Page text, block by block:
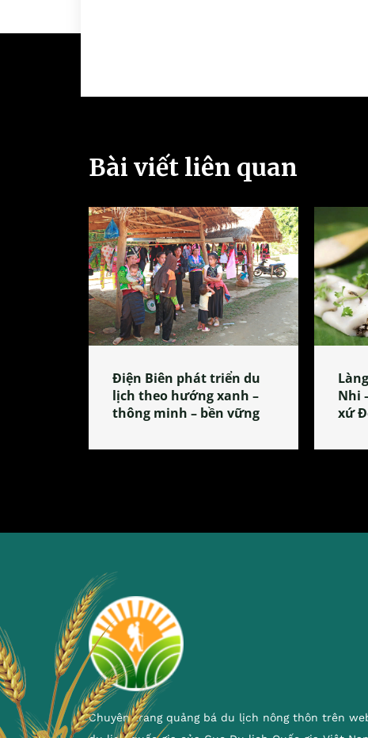
Bài viết liên quan
Điện Biên phát triển du
lịch theo hướng xanh –
thông minh – bền vững
Nhi
xứ
Chuyên trang quảng bá du lịch nông thôn trên